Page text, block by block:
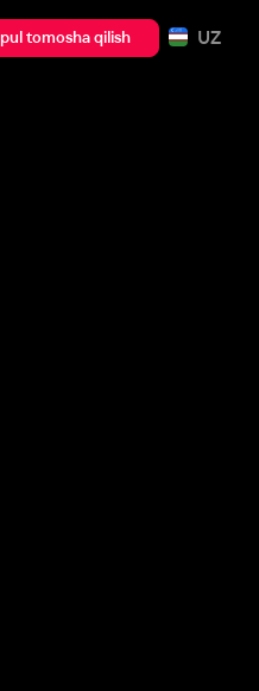
tomosha qilish UZ